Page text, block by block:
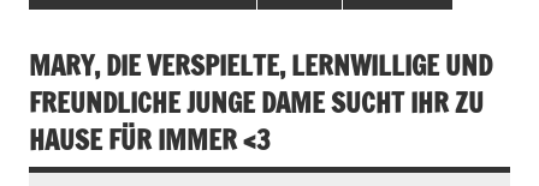
MARY, DIE VERSPIELTE, LERNWILLIGE UND
FREUNDLICHE JUNGE DAME SUCHT IHR ZU
HAUSE FÜR IMMER <3